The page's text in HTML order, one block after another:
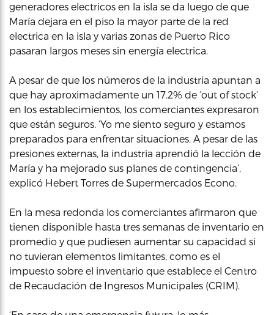
generadores electricos en la isla se da luego de que
María dejara en el piso la mayor parte de la red
electrica en la isla y varias zonas de Puerto Rico
pasaran largos meses sin energía electrica.
A pesar de que los números de la industria apuntan a
que hay aproximadamente un 17.2% de ‘out of stock’
en los establecimientos, los comerciantes expresaron
que están seguros. ‘Yo me siento seguro y estamos
preparados para enfrentar situaciones. A pesar de las
presiones externas, la industria aprendió la lección de
María y ha mejorado sus planes de contingencia’,
explicó Hebert Torres de Supermercados Econo.
En la mesa redonda los comerciantes afirmaron que
tienen disponible hasta tres semanas de inventario en
promedio y que pudiesen aumentar su capacidad si
no tuvieran elementos limitantes, como es el
impuesto sobre el inventario que establece el Centro
de Recaudación de Ingresos Municipales (CRIM).